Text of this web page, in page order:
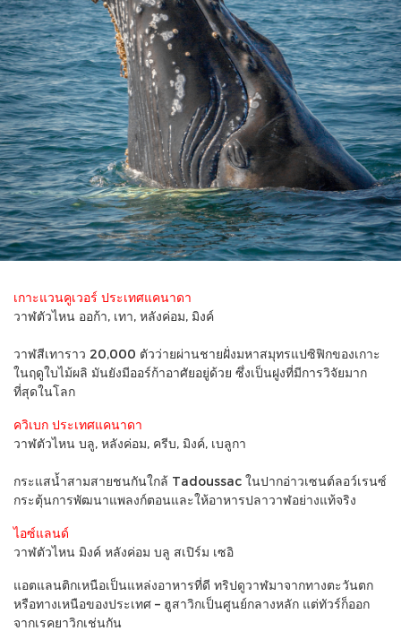
เกาะแวนคูเวอร์ ประเทศแคนาดา
วาฬตัวไหน ออก้า, เทา, หลังค่อม, มิงค์
วาฬสีเทาราว 20,000 ตัวว่ายผ่านชายฝั่งมหาสมุทรแปซิฟิกของเกาะ
ในฤดูใบไม้ผลิ มันยังมีออร์ก้าอาศัยอยู่ด้วย ซึ่งเป็นฝูงที่มีการวิจัยมาก
ที่สุดในโลก
ควิเบก ประเทศแคนาดา
วาฬตัวไหน บลู, หลังค่อม, ครีบ, มิงค์, เบลูกา
กระแสน้ำสามสายชนกันใกล้ Tadoussac ในปากอ่าวเซนต์ลอว์เรนซ์
กระตุ้นการพัฒนาแพลงก์ตอนและให้อาหารปลาวาฬอย่างแท้จริง
ไอซ์แลนด์
วาฬตัวไหน มิงค์ หลังค่อม บลู สเปิร์ม เซอิ
แอตแลนติกเหนือเป็นแหล่งอาหารที่ดี ทริปดูวาฬมาจากทางตะวันตก
หรือทางเหนือของประเทศ – ฮูสาวิกเป็นศูนย์กลางหลัก แต่ทัวร์ก็ออก
จากเรคยาวิกเช่นกัน